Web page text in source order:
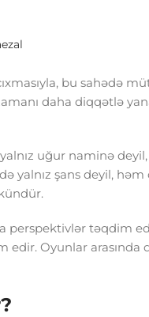
bu sahədə
daha diqqətlə
uğur naminə
yalnız şans deyil,
perspektivlər təqdim
edir. Oyunlar arasında